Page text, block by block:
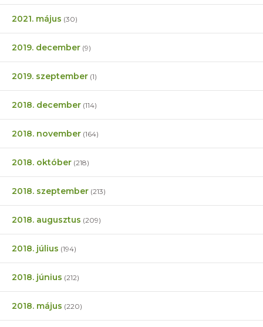
2021. május (30)
2019. december (9)
2019. szeptember (1)
2018. december (114)
2018. november (164)
2018. október (218)
2018. szeptember (213)
2018. augusztus (209)
2018. július (194)
2018. június (212)
2018. május (220)